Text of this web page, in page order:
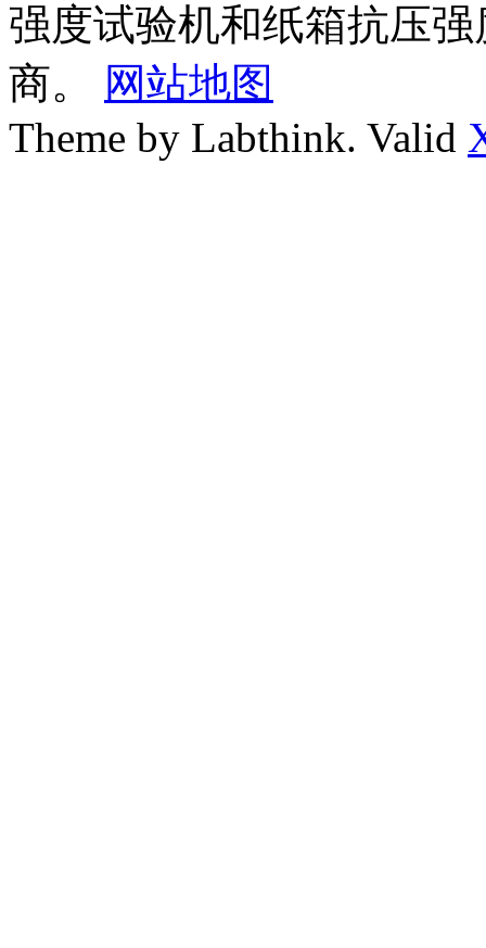
强度试验机和纸箱抗压
商。
网站地图
Theme by Labthink. Valid